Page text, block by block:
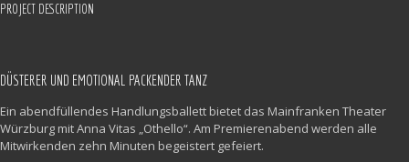
PROJECT DESCRIPTION
DÜSTERER UND EMOTIONAL PACKENDER TANZ
Ein abendfüllendes Handlungsballett bietet das Mainfranken Theater
Würzburg mit Anna Vitas „Othello“. Am Premierenabend werden alle
Mitwirkenden zehn Minuten begeistert gefeiert.